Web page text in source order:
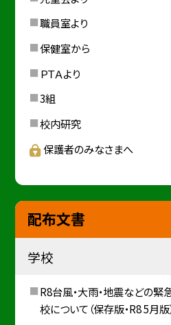
職員室より
保健室から
ＰＴＡより
3組
校内研究
保護者のみなさまへ
配布文書
学校
R8台風・大雨・地震などの
校について（保存版・R8 5月版